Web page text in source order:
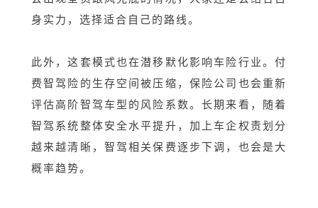
身实力，选择适合自己的路线。
此外，这套模式也在潜移默化影响车险行业。付
费智驾险的生存空间被压缩，保险公司也会重新
评估高阶智驾车型的风险系数。长期来看，随着
智驾系统整体安全水平提升，加上车企权责划分
越来越清晰，智驾相关保费逐步下调，也会是大
概率趋势。